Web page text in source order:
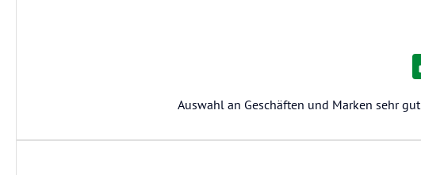
Auswahl an Geschäften und Marken sehr gut